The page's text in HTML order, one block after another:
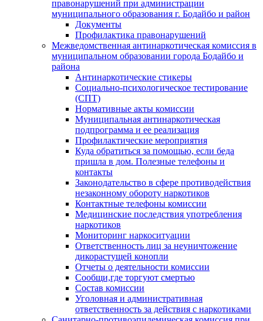
правонарушений при администрации
муниципального образования г. Бодайбо и район
Документы
Профилактика правонарушений
Межведомственная антинаркотическая комиссия в
муниципальном образовании города Бодайбо и
района
Антинаркотические стикеры
Социально-психологическое тестирование
(СПТ)
Нормативные акты комиссии
Муниципальная антинаркотическая
подпрограмма и ее реализация
Профилактические мероприятия
Куда обратиться за помощью, если беда
пришла в дом. Полезные телефоны и
контакты
Законодательство в сфере противодействия
незаконному обороту наркотиков
Контактные телефоны комиссии
Медицинские последствия употребления
наркотиков
Мониторинг наркоситуации
Ответственность лиц за неуничтожение
дикорастущей конопли
Отчеты о деятельности комиссии
Сообщи,где торгуют смертью
Состав комиссии
Уголовная и административная
ответственность за действия с наркотиками